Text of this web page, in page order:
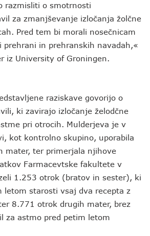
razmisliti o smotrnosti
za zmanjševanje izločanja žolčne
Pred tem bi morali nosečnicam
prehrani in prehranskih navadah,«
iz University of Groningen.
raziskave govorijo o
ki zavirajo izločanje želodčne
pri otrocih. Mulderjeva je v
kot kontrolno skupino, uporabila
mater, ter primerjala njihove
Farmacevtske fakultete v
1.253 otrok (bratov in sester), ki
letom starosti vsaj dva recepta z
8.771 otrok drugih mater, brez
za astmo pred petim letom